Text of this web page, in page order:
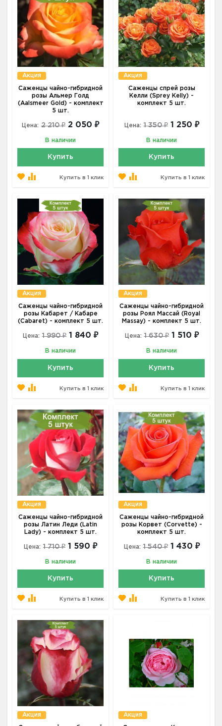
Акция
Саженцы чайно-гибридной
розы Альмер Голд
(Aalsmeer Gold) - комплект
5 шт.
Цена: 2 210 ₽ 2 050 ₽
В наличии
Купить
Купить в 1 клик
Акция
Саженцы спрей розы
Келли (Sprey Kelly) -
комплект 5 шт.
Цена: 1 350 ₽ 1 250 ₽
В наличии
Купить
Купить в 1 клик
Акция
Саженцы чайно-гибридной
розы Кабарет / Кабаре
(Cabaret) - комплект 5 шт.
Цена: 1 990 ₽ 1 840 ₽
В наличии
Купить
Купить в 1 клик
Акция
Саженцы чайно-гибридной
розы Роял Массай (Royal
Massay) - комплект 5 шт.
Цена: 1 630 ₽ 1 510 ₽
В наличии
Купить
Купить в 1 клик
Акция
Саженцы чайно-гибридной
розы Латин Леди (Latin
Lady) - комплект 5 шт.
Цена: 1 710 ₽ 1 590 ₽
В наличии
Купить
Купить в 1 клик
Акция
Саженцы чайно-гибридной
розы Корвет (Corvette) -
комплект 5 шт.
Цена: 1 540 ₽ 1 430 ₽
В наличии
Купить
Купить в 1 клик
Акция Акция